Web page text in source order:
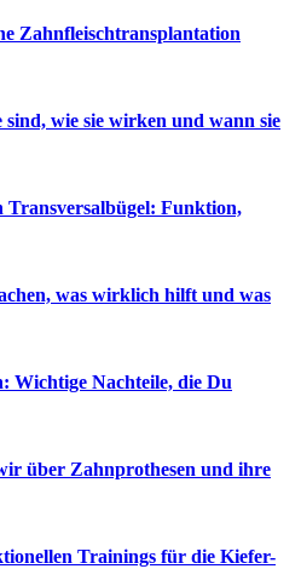
Zahnfleischtransplantation
wie sie wirken und wann sie
Transversalbügel: Funktion,
was wirklich hilft und was
Wichtige Nachteile, die Du
über Zahnprothesen und ihre
Trainings für die Kiefer-